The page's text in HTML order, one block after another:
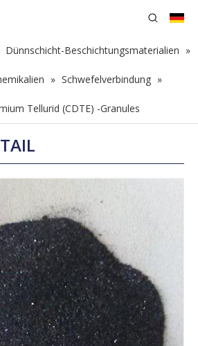
Dünnschicht-Beschichtungsmaterialien »
» Schwefelverbindung »
Tellurid (CDTE) -Granules